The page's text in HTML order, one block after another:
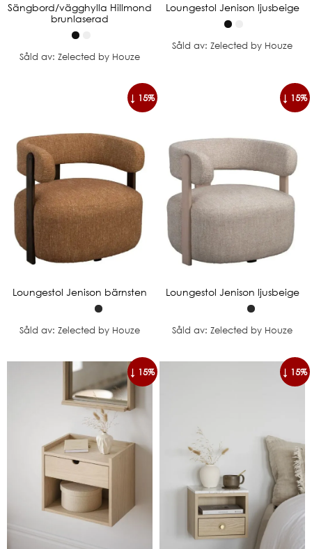
Sängbord/vägghylla Hillmond
brunlaserad
Såld av: Zelected by Houze
Loungestol Jenison ljusbeige
Såld av: Zelected by Houze
↓ 15%
Loungestol Jenison bärnsten
Såld av: Zelected by Houze
↓ 15%
Loungestol Jenison ljusbeige
Såld av: Zelected by Houze
↓ 15% ↓ 15%